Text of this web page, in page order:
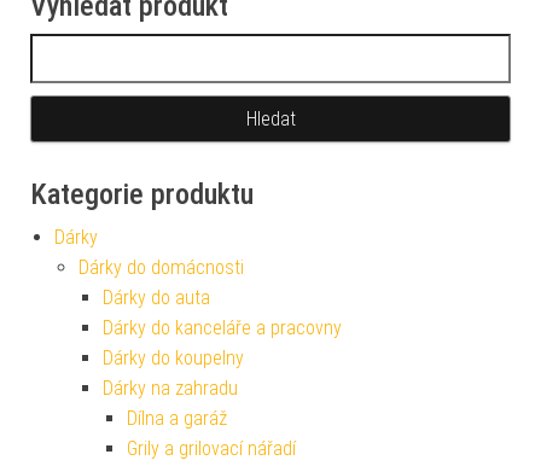
Kategorie produktu
Dárky
Dárky do domácnosti
Dárky do auta
Dárky do kanceláře a pracovny
Dárky do koupelny
Dárky na zahradu
Dílna a garáž
Grily a grilovací nářadí